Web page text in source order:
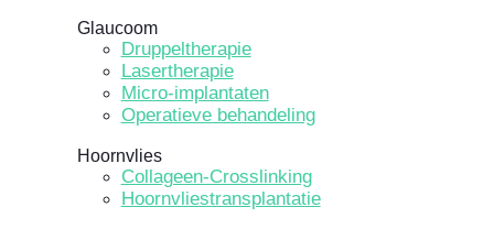
Glaucoom
Druppeltherapie
Lasertherapie
Micro-implantaten
Operatieve behandeling
Hoornvlies
Collageen-Crosslinking
Hoornvliestransplantatie